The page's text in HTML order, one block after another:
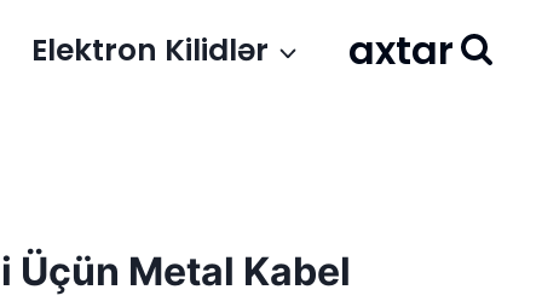
Elektron Kilidlər axtar
Üçün Metal Kabel